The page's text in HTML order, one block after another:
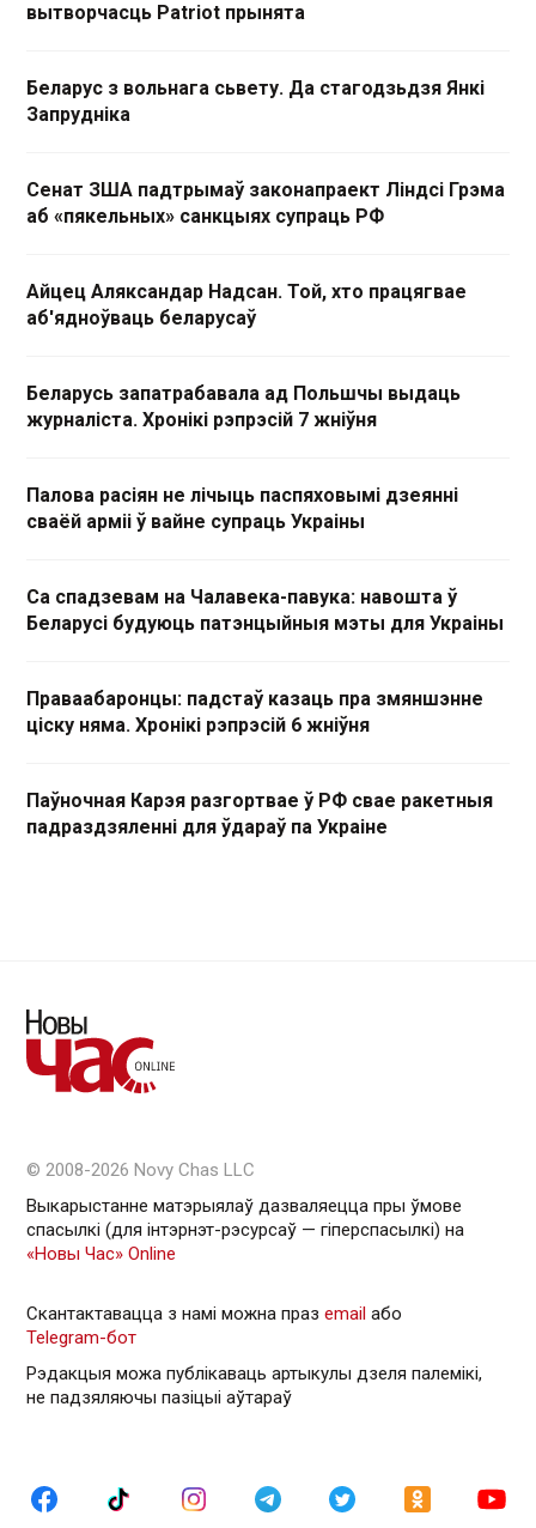
вытворчасць Patriot прынята
Беларус з вольнага сьвету. Да стагодзьдзя Янкі
Запрудніка
Сенат ЗША падтрымаў законапраект Ліндсі Грэма
аб «пякельных» санкцыях супраць РФ
Айцец Аляксандар Надсан. Той, хто працягвае
аб'ядноўваць беларусаў
Беларусь запатрабавала ад Польшчы выдаць
журналіста. Хронікі рэпрэсій 7 жніўня
Палова расіян не лічыць паспяховымі дзеянні
сваёй арміі ў вайне супраць Украіны
Са спадзевам на Чалавека-павука: навошта ў
Беларусі будуюць патэнцыйныя мэты для Украіны
Праваабаронцы: падстаў казаць пра змяншэнне
ціску няма. Хронікі рэпрэсій 6 жніўня
Паўночная Карэя разгортвае ў РФ свае ракетныя
падраздзяленні для ўдараў па Украіне
© 2008-2026 Novy Chas LLC
Выкарыстанне матэрыялаў дазваляецца пры ўмове
спасылкі (для інтэрнэт-рэсурсаў — гiперспасылкi) на
«Новы Час» Online
Скантактавацца з намі можна праз email або
Telegram-бот
Рэдакцыя можа публікаваць артыкулы дзеля палемікі,
не падзяляючы пазіцыі аўтараў